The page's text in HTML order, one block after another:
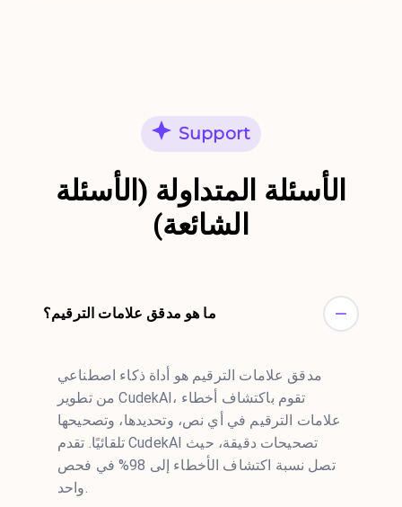
Support
الأسئلة المتداولة (الأسئلة
الشائعة)
ما هو مدقق علامات الترقيم؟
مدقق علامات الترقيم هو أداة ذكاء اصطناعي
من تطوير CudekAI، تقوم باكتشاف أخطاء
علامات الترقيم في أي نص، وتحديدها، وتصحيحها
تلقائيًا. تقدم CudekAI تصحيحات دقيقة، حيث
تصل نسبة اكتشاف الأخطاء إلى 98% في فحص